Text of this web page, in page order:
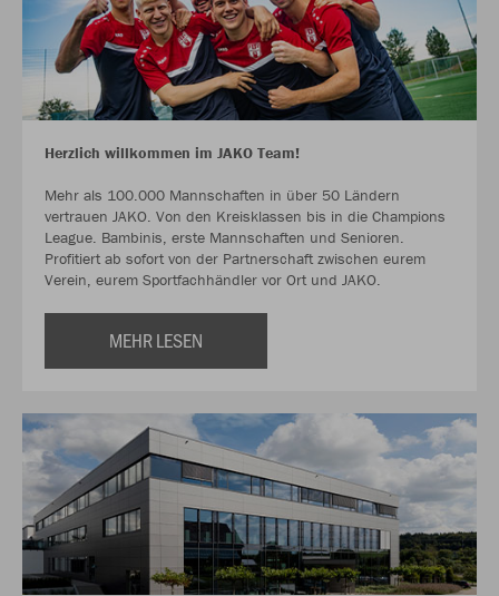
Herzlich willkommen im JAKO Team!
Mehr als 100.000 Mannschaften in über 50 Ländern
vertrauen JAKO. Von den Kreisklassen bis in die Champions
League. Bambinis, erste Mannschaften und Senioren.
Profitiert ab sofort von der Partnerschaft zwischen eurem
Verein, eurem Sportfachhändler vor Ort und JAKO.
MEHR LESEN